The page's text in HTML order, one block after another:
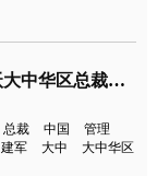
官宣！段建军任沃尔沃大中华区总裁兼CEO
总裁 中国
管理
建军 大中
大中华区